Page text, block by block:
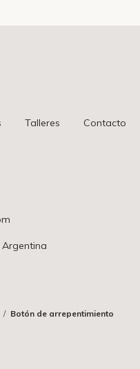
Talleres Contacto
/ Botón de arrepentimiento